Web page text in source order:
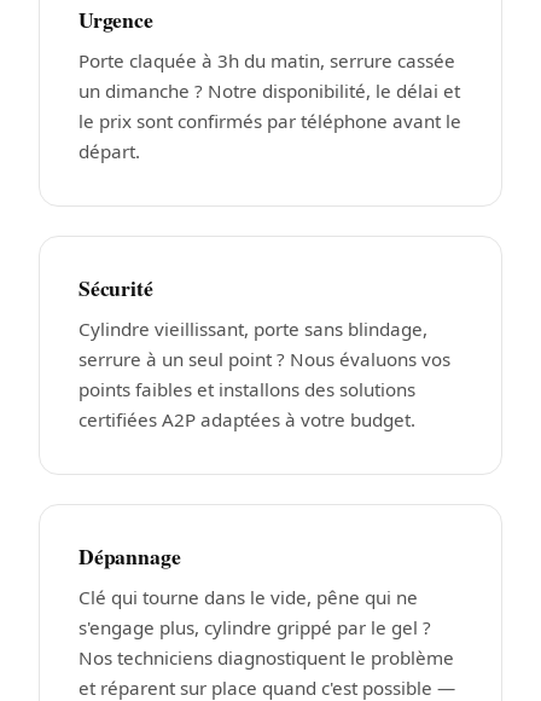
Urgence
Porte claquée à 3h du matin, serrure cassée
un dimanche ? Notre disponibilité, le délai et
le prix sont confirmés par téléphone avant le
départ.
Sécurité
Cylindre vieillissant, porte sans blindage,
serrure à un seul point ? Nous évaluons vos
points faibles et installons des solutions
certifiées A2P adaptées à votre budget.
Dépannage
Clé qui tourne dans le vide, pêne qui ne
s'engage plus, cylindre grippé par le gel ?
Nos techniciens diagnostiquent le problème
et réparent sur place quand c'est possible —